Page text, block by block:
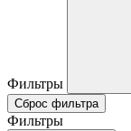
Фильтры
Сброс фильтра
Фильтры